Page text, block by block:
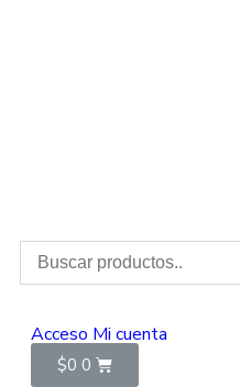
Acceso Mi cuenta
$0 0